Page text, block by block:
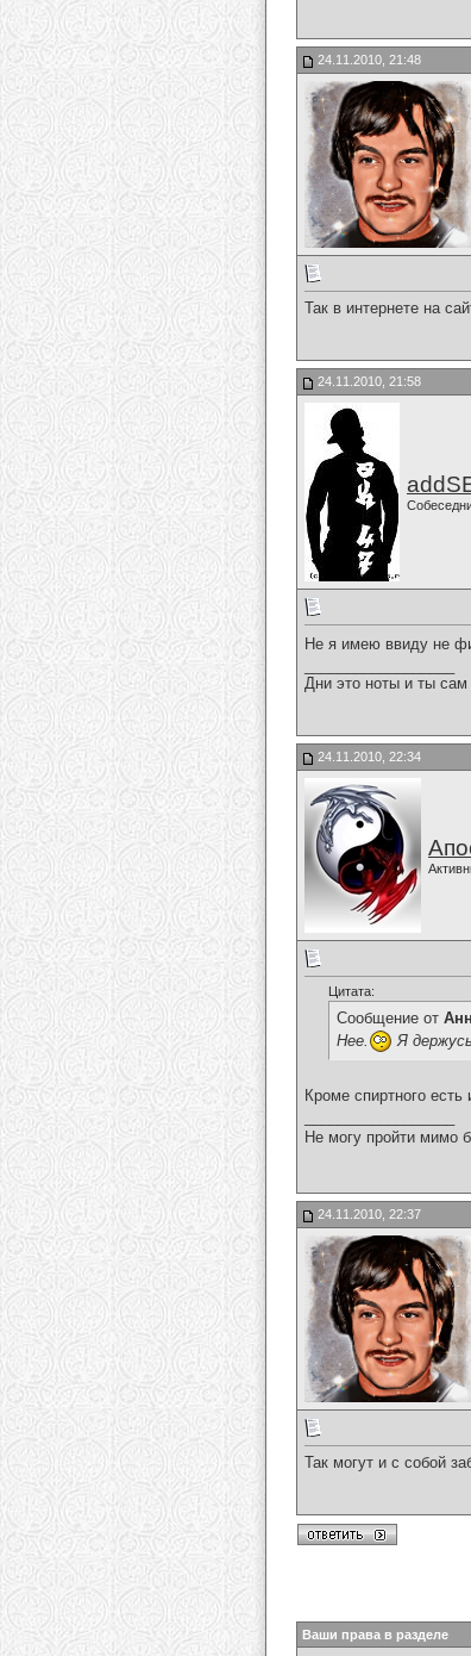
24.11.2010, 21:48
Так в интернете на
24.11.2010, 21:58
Не я имею ввиду не
Дни это ноты и ты
24.11.2010, 22:34
Цитата:
Сообщение от
Нее.
Я
Кроме спиртного
Не могу пройти мимо
24.11.2010, 22:37
Так могут и с собой
Ваши права в разделе